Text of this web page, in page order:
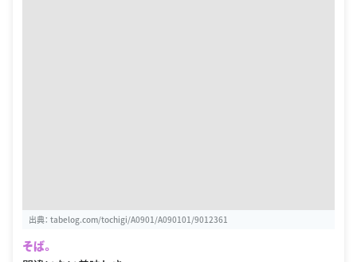
出典： tabelog.com/tochigi/A0901/A090101/9012361
そば。